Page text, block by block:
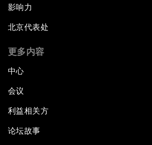
影响力
北京代表处
更多内容
中心
会议
利益相关方
论坛故事